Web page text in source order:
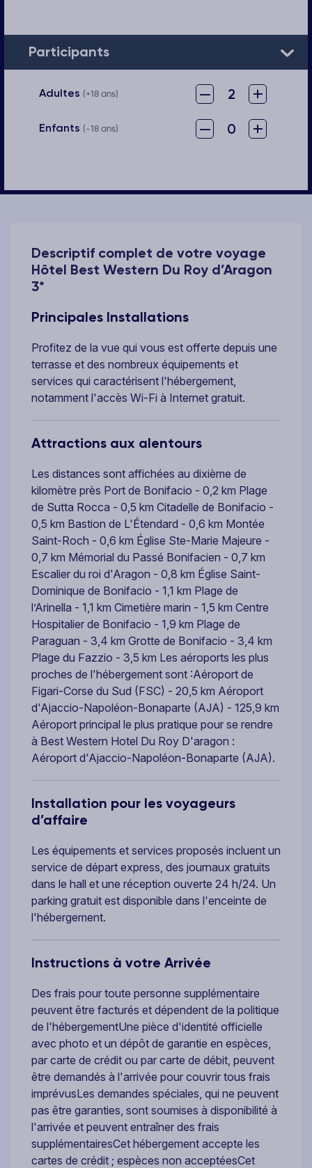
Participants
Adultes (+18 ans) – 2 +
Enfants (-18 ans) – 0 +
Descriptif complet de votre voyage
Hôtel Best Western Du Roy d’Aragon
3*
Principales Installations
Profitez de la vue qui vous est offerte depuis une
terrasse et des nombreux équipements et
services qui caractérisent l'hébergement,
notamment l'accès Wi-Fi à Internet gratuit.
Attractions aux alentours
Les distances sont affichées au dixième de
kilomètre près Port de Bonifacio - 0,2 km Plage
de Sutta Rocca - 0,5 km Citadelle de Bonifacio -
0,5 km Bastion de L'Étendard - 0,6 km Montée
Saint-Roch - 0,6 km Église Ste-Marie Majeure -
0,7 km Mémorial du Passé Bonifacien - 0,7 km
Escalier du roi d'Aragon - 0,8 km Église Saint-
Dominique de Bonifacio - 1,1 km Plage de
l’Arinella - 1,1 km Cimetière marin - 1,5 km Centre
Hospitalier de Bonifacio - 1,9 km Plage de
Paraguan - 3,4 km Grotte de Bonifacio - 3,4 km
Plage du Fazzio - 3,5 km Les aéroports les plus
proches de l'hébergement sont :Aéroport de
Figari-Corse du Sud (FSC) - 20,5 km Aéroport
d'Ajaccio-Napoléon-Bonaparte (AJA) - 125,9 km
Aéroport principal le plus pratique pour se rendre
à Best Western Hotel Du Roy D'aragon :
Aéroport d'Ajaccio-Napoléon-Bonaparte (AJA).
Installation pour les voyageurs
d’affaire
Les équipements et services proposés incluent un
service de départ express, des journaux gratuits
dans le hall et une réception ouverte 24 h/24. Un
parking gratuit est disponible dans l'enceinte de
l'hébergement.
Instructions à votre Arrivée
Des frais pour toute personne supplémentaire
peuvent être facturés et dépendent de la politique
de l'hébergementUne pièce d'identité officielle
avec photo et un dépôt de garantie en espèces,
par carte de crédit ou par carte de débit, peuvent
être demandés à l'arrivée pour couvrir tous frais
imprévusLes demandes spéciales, qui ne peuvent
pas être garanties, sont soumises à disponibilité à
l'arrivée et peuvent entraîner des frais
supplémentairesCet hébergement accepte les
cartes de crédit ; espèces non acceptéesCet